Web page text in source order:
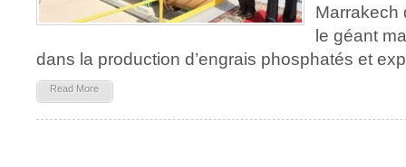
Marrakech
le géant
dans la production d’engrais phosphatés et
Read More